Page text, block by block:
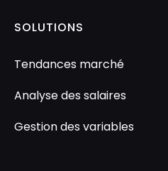
SOLUTIONS
Tendances marché
Analyse des salaires
Gestion des variables